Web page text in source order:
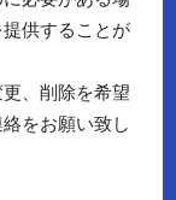
供することが
、削除を希望
をお願い致し